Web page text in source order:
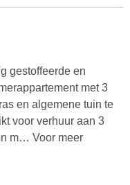
gestoffeerde en
met 3
en algemene tuin te
voor verhuur aan 3
m… Voor meer